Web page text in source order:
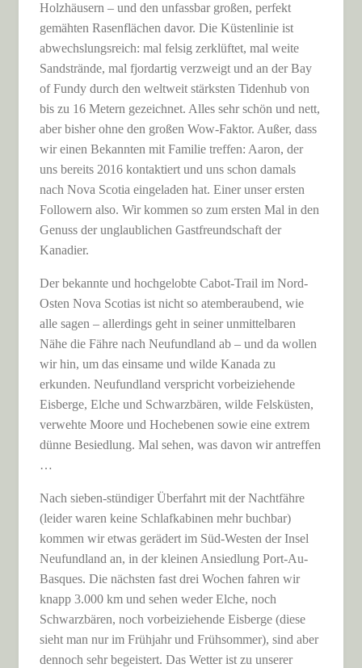
Holzhäusern – und den unfassbar großen, perfekt
gemähten Rasenflächen davor. Die Küstenlinie ist
abwechslungsreich: mal felsig zerklüftet, mal weite
Sandstrände, mal fjordartig verzweigt und an der Bay
of Fundy durch den weltweit stärksten Tidenhub von
bis zu 16 Metern gezeichnet. Alles sehr schön und nett,
aber bisher ohne den großen Wow-Faktor. Außer, dass
wir einen Bekannten mit Familie treffen: Aaron, der
uns bereits 2016 kontaktiert und uns schon damals
nach Nova Scotia eingeladen hat. Einer unser ersten
Followern also. Wir kommen so zum ersten Mal in den
Genuss der unglaublichen Gastfreundschaft der
Kanadier.
Der bekannte und hochgelobte Cabot-Trail im Nord-
Osten Nova Scotias ist nicht so atemberaubend, wie
alle sagen – allerdings geht in seiner unmittelbaren
Nähe die Fähre nach Neufundland ab – und da wollen
wir hin, um das einsame und wilde Kanada zu
erkunden. Neufundland verspricht vorbeiziehende
Eisberge, Elche und Schwarzbären, wilde Felsküsten,
verwehte Moore und Hochebenen sowie eine extrem
dünne Besiedlung. Mal sehen, was davon wir antreffen
…
Nach sieben-stündiger Überfahrt mit der Nachtfähre
(leider waren keine Schlafkabinen mehr buchbar)
kommen wir etwas gerädert im Süd-Westen der Insel
Neufundland an, in der kleinen Ansiedlung Port-Au-
Basques. Die nächsten fast drei Wochen fahren wir
knapp 3.000 km und sehen weder Elche, noch
Schwarzbären, noch vorbeiziehende Eisberge (diese
sieht man nur im Frühjahr und Frühsommer), sind aber
dennoch sehr begeistert. Das Wetter ist zu unserer